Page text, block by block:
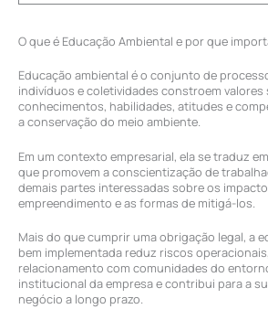
O que é Educação Ambiental e por que
Educação ambiental é o conjunto de
indivíduos e coletividades constroem valores
conhecimentos, habilidades, atitudes e
a conservação do meio ambiente.
Em um contexto empresarial, ela se traduz
que promovem a conscientização de
demais partes interessadas sobre os
empreendimento e as formas de mitigá-los.
Mais do que cumprir uma obrigação legal, a
bem implementada reduz riscos
relacionamento com comunidades do
institucional da empresa e contribui para a
negócio a longo prazo.